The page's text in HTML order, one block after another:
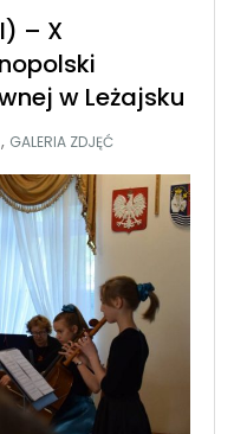
– X
w Leżajsku
, GALERIA ZDJĘĆ